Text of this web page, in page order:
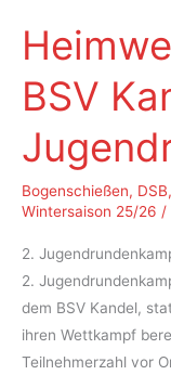
BSV
Bogenschießen, DSB,
Wintersaison 25/26 /
2.
2.
dem BSV Kandel,
ihren Wettkampf
Teilnehmerzahl vor